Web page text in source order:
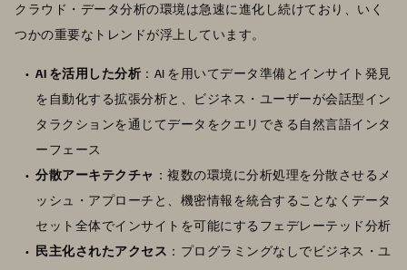
クラウド・データ分析の環境は急速に進化し続けており、いく
つかの重要なトレンドが浮上しています。
AI を活用した分析 ：AI を用いてデータ準備とインサイト発見
を自動化する拡張分析と、ビジネス・ユーザーが会話型イン
タラクションを通じてデータをクエリできる自然言語インタ
ーフェース
分散アーキテクチャ ：複数の環境に分析処理を分散させるメ
ッシュ・アプローチと、機密情報を統合することなくデータ
セット全体でインサイトを可能にするフェデレーテッド分析
民主化されたアクセス ：プログラミングなしでビジネス・ユ